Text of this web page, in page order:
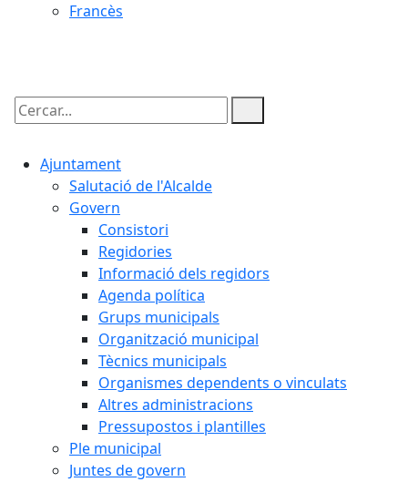
Francès
Cercar:
Ajuntament
Salutació de l'Alcalde
Govern
Consistori
Regidories
Informació dels regidors
Agenda política
Grups municipals
Organització municipal
Tècnics municipals
Organismes dependents o vinculats
Altres administracions
Pressupostos i plantilles
Ple municipal
Juntes de govern